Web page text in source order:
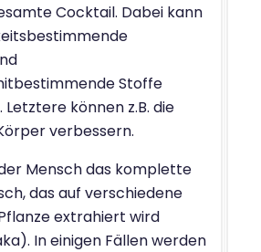
Cocktail. Dabei kann
Stoffe
können z.B. die
verbessern.
Mensch das komplette
das auf verschiedene
extrahiert wird
In einigen Fällen werden